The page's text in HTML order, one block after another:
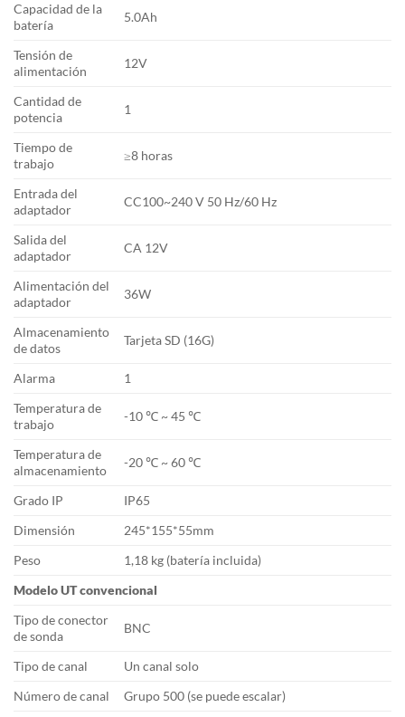
Capacidad de la
batería
5.0Ah
Tensión de
alimentación
12V
Cantidad de
potencia
1
Tiempo de
trabajo
≥8 horas
Entrada del
adaptador
CC100~240 V 50 Hz/60 Hz
Salida del
adaptador
CA 12V
Alimentación del
adaptador
36W
Almacenamiento
de datos
Tarjeta SD (16G)
Alarma
1
Temperatura de
trabajo
-10 ℃ ~ 45 ℃
Temperatura de
almacenamiento
-20 ℃ ~ 60 ℃
Grado IP
IP65
Dimensión
245*155*55mm
Peso
1,18 kg (batería incluida)
Modelo UT convencional
Tipo de conector
de sonda
BNC
Tipo de canal
Un canal solo
Número de canal
Grupo 500 (se puede escalar)